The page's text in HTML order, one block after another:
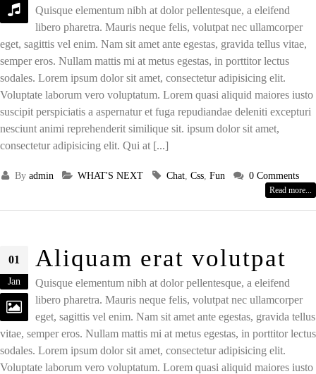
Quisque elementum nibh at dolor pellentesque, a eleifend
libero pharetra. Mauris neque felis, volutpat nec ullamcorper
eget, sagittis vel enim. Nam sit amet ante egestas, gravida tellus vitae,
semper eros. Nullam mattis mi at metus egestas, in porttitor lectus
sodales. Lorem ipsum dolor sit amet, consectetur adipisicing elit.
Voluptate laborum vero voluptatum. Lorem quasi aliquid maiores iusto
suscipit perspiciatis a aspernatur et fuga repudiandae deleniti excepturi
nesciunt animi reprehenderit similique sit. ipsum dolor sit amet,
consectetur adipisicing elit. Qui at [...]
Byadmin WHAT'S NEXT Chat ,Css ,Fun 0 Comments
Read more...
01
Jan
Aliquam erat volutpat
Quisque elementum nibh at dolor pellentesque, a eleifend
libero pharetra. Mauris neque felis, volutpat nec ullamcorper
eget, sagittis vel enim. Nam sit amet ante egestas, gravida tellus
vitae, semper eros. Nullam mattis mi at metus egestas, in porttitor lectus
sodales. Lorem ipsum dolor sit amet, consectetur adipisicing elit.
Voluptate laborum vero voluptatum. Lorem quasi aliquid maiores iusto